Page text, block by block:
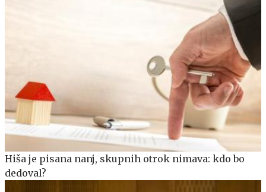
Hiša je pisana nanj, skupnih otrok nimava: kdo bo
dedoval?